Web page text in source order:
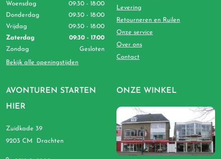
AVONTUREN STARTEN
HIER
Zuidkade 39
9203 CM Drachten
Woensdag
09:30 - 18:00
Donderdag
09:30 - 18:00
Vrijdag
09:30 - 18:00
Zaterdag
09:30 - 17:00
Zondag
Gesloten
Bekijk alle openingstijden
Levering
Retourneren en Ruilen
Onze service
Over ons
Contact
ONZE WINKEL